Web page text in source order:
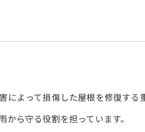
よって損傷した屋根を修復する
ら守る役割を担っています。